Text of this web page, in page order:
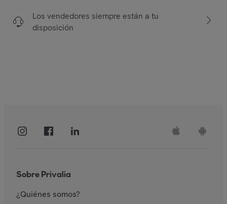
Los vendedores siempre están a tu
disposición
Sobre Privalia
¿Quiénes somos?